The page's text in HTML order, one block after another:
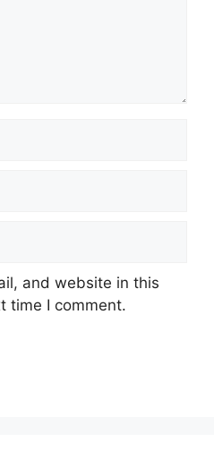
and website in this
time I comment.